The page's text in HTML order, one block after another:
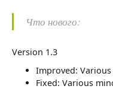
Что нового:
Version 1.3
Improved:
Fixed: Various